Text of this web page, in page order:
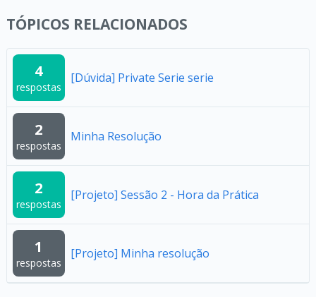
TÓPICOS RELACIONADOS
4
respostas
[Dúvida] Private Serie serie
2
respostas
Minha Resolução
2
respostas
[Projeto] Sessão 2 - Hora da Prática
1
respostas
[Projeto] Minha resolução